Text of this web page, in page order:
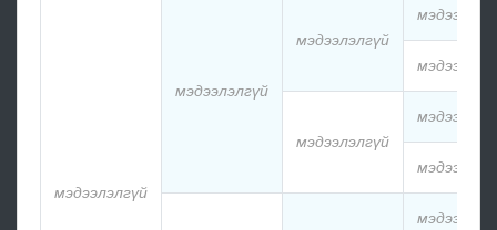
мэдээлэлгүй
мэдээлэлгүй
мэдээлэлгүй
мэдээлэлгүй